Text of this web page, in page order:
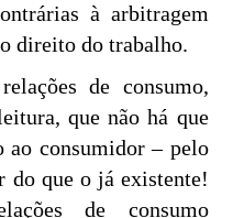
à arbitragem
direito do trabalho.
de consumo,
que não há que
ao consumidor – pelo
do que o já existente!
de consumo